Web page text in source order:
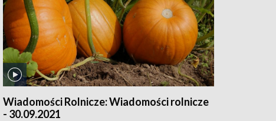
Wiadomości Rolnicze: Wiadomości rolnicze
- 30.09.2021